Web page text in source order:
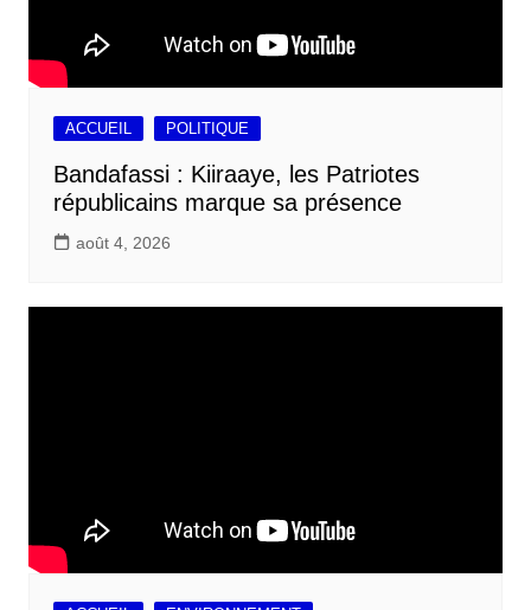
ACCUEIL POLITIQUE
Bandafassi : Kiiraaye, les Patriotes
républicains marque sa présence
août 4, 2026